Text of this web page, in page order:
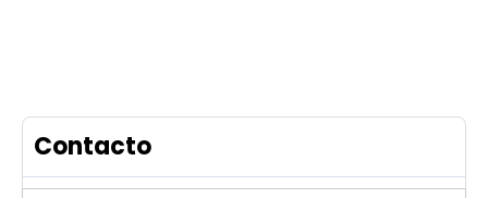
Contacto